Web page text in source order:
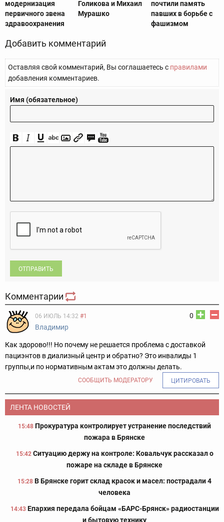
модернизация
первичного звена
здравоохранения
Голикова и Михаил
Мурашко
почтили память
павших в борьбе с
фашизмом
Добавить комментарий
Оставляя свой комментарий, Вы соглашаетесь с правилами
добавления комментариев.
Имя (обязательное)
ОТПРАВИТЬ
Комментарии
0
06 ИЮЛЬ 14:32 #1
Владимир
Как здорово!!! Но почему не решается проблема с доставкой
пациэнтов в диализный центр и обратно? Это инвалиды 1
группы,и по нормативным актам это должны делать.
СООБЩИТЬ МОДЕРАТОРУ ЦИТИРОВАТЬ
ЛЕНТА НОВОСТЕЙ
15:48 Прокуратура контролирует устранение последствий
пожара в Брянске
15:42 Ситуацию держу на контроле: Ковальчук рассказал о
пожаре на складе в Брянске
15:28 В Брянске горит склад красок и масел: пострадали 4
человека
14:43 Епархия передала бойцам «БАРС-Брянск» радиостанции
и бытовую технику